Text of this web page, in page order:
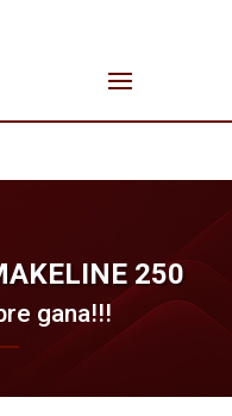
250
gana!!!